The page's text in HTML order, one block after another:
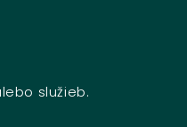
služieb.